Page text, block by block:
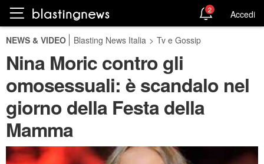
2 Accedi
NEWS & VIDEO Blasting News Italia > Tv e Gossip
Nina Moric contro gli
omosessuali: è scandalo nel
giorno della Festa della
Mamma